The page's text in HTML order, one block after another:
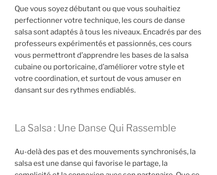
Que vous soyez débutant ou que vous souhaitiez
perfectionner votre technique, les cours de danse
salsa sont adaptés à tous les niveaux. Encadrés par des
professeurs expérimentés et passionnés, ces cours
vous permettront d’apprendre les bases de la salsa
cubaine ou portoricaine, d’améliorer votre style et
votre coordination, et surtout de vous amuser en
dansant sur des rythmes endiablés.
La Salsa : Une Danse Qui Rassemble
Au-delà des pas et des mouvements synchronisés, la
salsa est une danse qui favorise le partage, la